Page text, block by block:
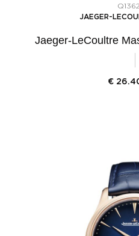
JAEGER-
Jaeger-LeCoultre
€